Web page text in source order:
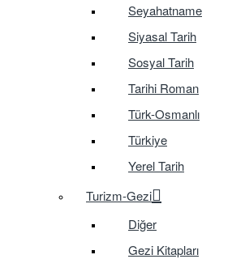
Seyahatname
Siyasal Tarih
Sosyal Tarih
Tarihi Roman
Türk-Osmanlı
Türkiye
Yerel Tarih
Turizm-Gezi
Diğer
Gezi Kitapları